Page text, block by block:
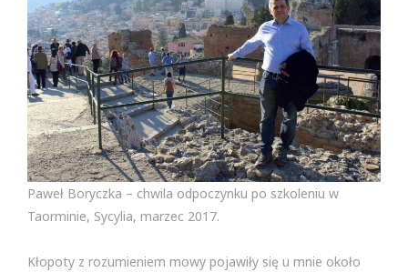
Paweł Boryczka – chwila odpoczynku po szkoleniu w
Taorminie, Sycylia, marzec 2017.
Kłopoty z rozumieniem mowy pojawiły się u mnie około